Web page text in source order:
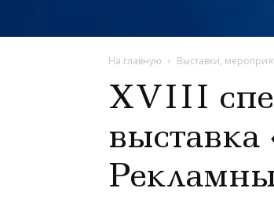
На главную Выставки,
ХVIII